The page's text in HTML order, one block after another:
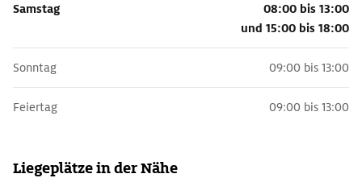
Samstag
08:00 bis 13:00
und 15:00 bis 18:00
Sonntag 09:00 bis 13:00
Feiertag 09:00 bis 13:00
Liegeplätze in der Nähe